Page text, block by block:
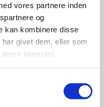
vores partnere inden
og
kan kombinere disse
givet dem, eller som
tjenester.